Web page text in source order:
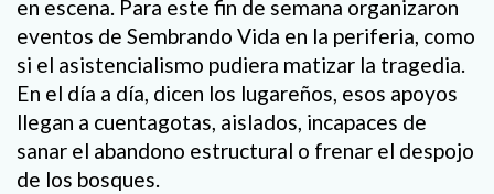
en escena. Para este fin de semana organizaron
eventos de Sembrando Vida en la periferia, como
si el asistencialismo pudiera matizar la tragedia.
En el día a día, dicen los lugareños, esos apoyos
llegan a cuentagotas, aislados, incapaces de
sanar el abandono estructural o frenar el despojo
de los bosques.